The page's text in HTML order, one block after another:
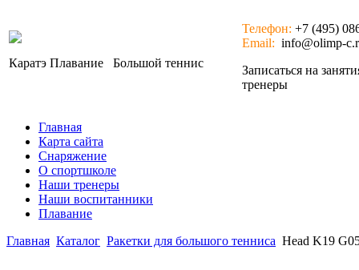
Каратэ Плавание Большой теннис
Телефон: +7 (495)
Email: info@olimp-
Записаться на
тренеры
Главная
Карта сайта
Снаряжение
О спортшколе
Наши тренеры
Наши воспитанники
Плавание
Главная Каталог Ракетки для большого тенниса Head K19